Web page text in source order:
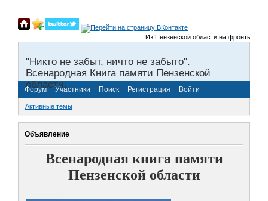
Из Пензенской области на фронты
"Никто не забыт, ничто не забыто".
Всенародная Книга памяти Пензенской
области.
Форум Участники Поиск Регистрация Войти
Активные темы
Объявление
Всенародная книга памяти
Пензенской области